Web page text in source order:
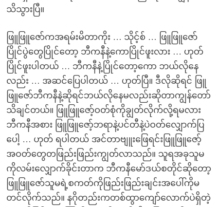
သိသွားပြီ။
ဖြူဖြူဇော်ကအရမ်းမိတာကိုး … သိုင့်စ် … ဖြူဖြူဇော်
ပြိုင်ပွဲတွေပြိုင်တော့ ဘီကနီနဲ့ကောပြိုင်ဖူးလား … ဟုတ်
ပြိုင်ဖူးပါတယ် … ဘီကနီနဲ့ပြိုင်တော့ကော ဘယ်လိုနေ
လည်း … အဆင်ပြေပါတယ် … ဟုတ်ပြီ။ ဒီလိုဆိုရင် ဖြူ
ဖြူဇော်ဘီကနီနဲ့ဆိုရင်ဘယ်လိုနေမလည်းဆိုတာကျွန်တော်
သိချင်တယ်။ ဖြူဖြူဇော့်ဝတ်စုံကိုချွတ်လိုက်လို့ရမလား
ဘီကနီအစား ဖြူဖြူဇော့်ဘရာနဲ့ပင်တီနဲ့ပဲဝတ်လျှောက်ပြ
ပေါ့ … ဟုတ် ရပါတယ် အင်တာဗျူးဖြေရင်းဖြူဖြူဇော့်
အဝတ်တွေတဖြည်းဖြည်းကျွတ်လာသည်။ သူရအခုသူမ
ကိုလမ်းလျှောက်ခိုင်းတာက ဘီကနီမော်ဒယ်စတိုင်ဆိုတော့
ဖြူဖြူဇော်သူမရဲ့စကတ်ကိုဖြည်းဖြည်းချင်းအပေါ်ကိုမ
တင်လိုက်သည်။ နဂိုတည်းကတစ်ထွာကျော်လောက်ပဲရှိတဲ့